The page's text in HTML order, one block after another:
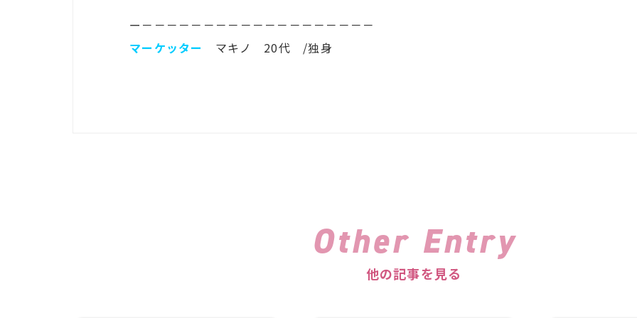
ー－－－－－－－－－－－－－－－－－－－
マーケッター
マキノ 20代 /独身
Other Entry
他の記事を見る